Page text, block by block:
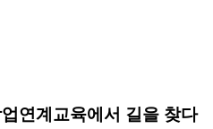
연계교육에서 길을 찾다